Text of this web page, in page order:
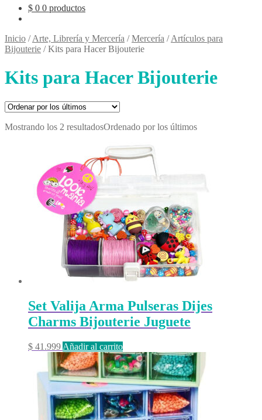
$ 0 0 productos
Inicio /Arte, Librería y Mercería /Mercería /Artículos para
Bijouterie /Kits para Hacer Bijouterie
Kits para Hacer Bijouterie
Mostrando los 2 resultadosOrdenado por los últimos
Set Valija Arma Pulseras Dijes
Charms Bijouterie Juguete
$ 41.999 Añadir al carrito